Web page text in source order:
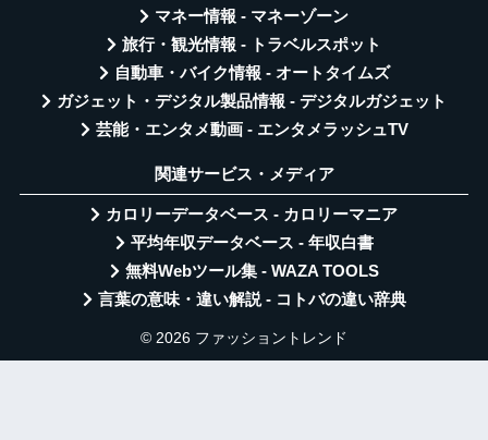
マネー情報 - マネーゾーン
旅行・観光情報 - トラベルスポット
自動車・バイク情報 - オートタイムズ
ガジェット・デジタル製品情報 - デジタルガジェット
芸能・エンタメ動画 - エンタメラッシュTV
関連サービス・メディア
カロリーデータベース - カロリーマニア
平均年収データベース - 年収白書
無料Webツール集 - WAZA TOOLS
言葉の意味・違い解説 - コトバの違い辞典
© 2026 ファッショントレンド